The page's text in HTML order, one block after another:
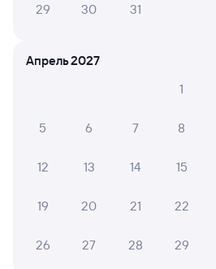
29 30 31
Апрель 2027
1
5 6 7 8
12 13 14 15
19 20 21 22
26 27 28 29